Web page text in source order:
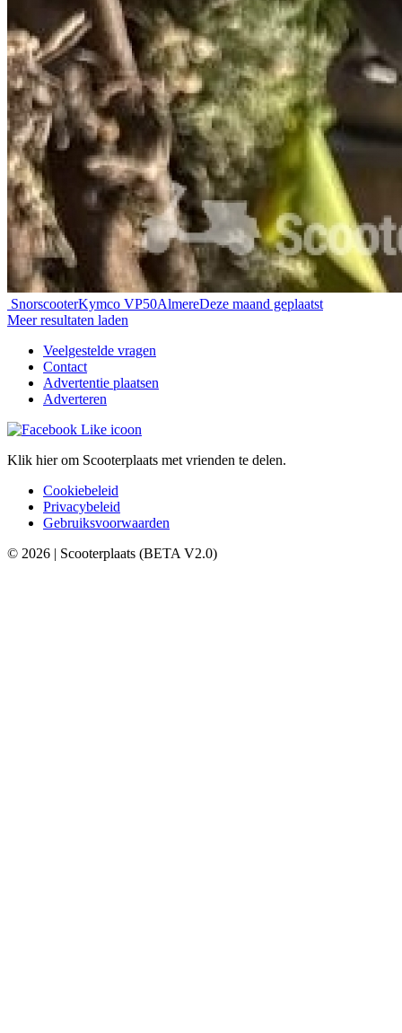
SnorscooterKymco VP50AlmereDeze maand geplaatst
Meer resultaten laden
Veelgestelde vragen
Contact
Advertentie plaatsen
Adverteren
Klik hier om Scooterplaats met vrienden te delen.
Cookiebeleid
Privacybeleid
Gebruiksvoorwaarden
© 2026 | Scooterplaats (BETA V2.0)